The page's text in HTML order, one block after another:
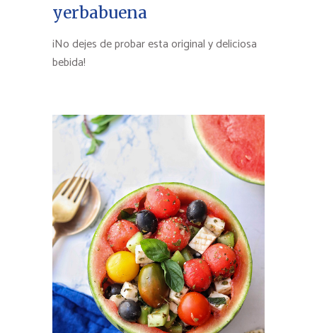
yerbabuena
¡No dejes de probar esta original y deliciosa
bebida!